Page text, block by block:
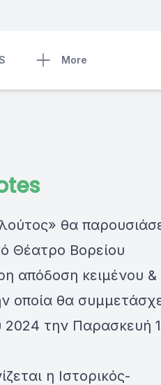
More
θα
Θέατρο Βορείου
απόδοση κειμένου &
οποία θα
την Παρασκευή
η Ιστορικός-